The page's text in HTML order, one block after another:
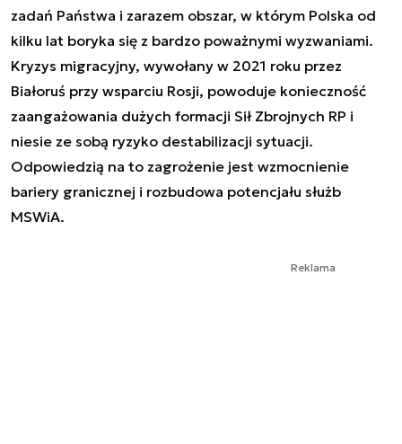
zadań Państwa i zarazem obszar, w którym Polska od
kilku lat boryka się z bardzo poważnymi wyzwaniami.
Kryzys migracyjny, wywołany w 2021 roku przez
Białoruś przy wsparciu Rosji, powoduje konieczność
zaangażowania dużych formacji Sił Zbrojnych RP i
niesie ze sobą ryzyko destabilizacji sytuacji.
Odpowiedzią na to zagrożenie jest wzmocnienie
bariery granicznej i rozbudowa potencjału służb
MSWiA.
Reklama